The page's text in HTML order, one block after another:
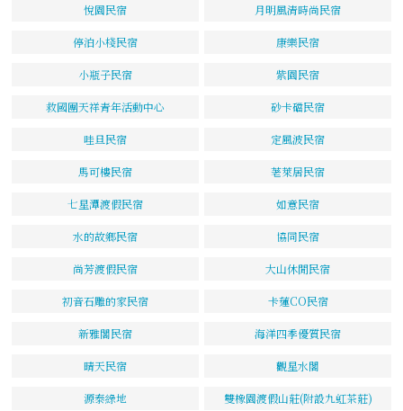
悅園民宿 月明風清時尚民宿
停泊小棧民宿 康樂民宿
小瓶子民宿 紫園民宿
救國團天祥青年活動中心 砂卡礑民宿
哇旦民宿 定風波民宿
馬可樓民宿 荖萊居民宿
七星潭渡假民宿 如意民宿
水的故鄉民宿 協同民宿
尚芳渡假民宿 大山休閒民宿
初音石雕的家民宿 卡蓮CO民宿
新雅閣民宿 海洋四季優質民宿
晴天民宿 觀星水閣
源泰綠地 雙橡園渡假山莊(附設九虹茶莊)